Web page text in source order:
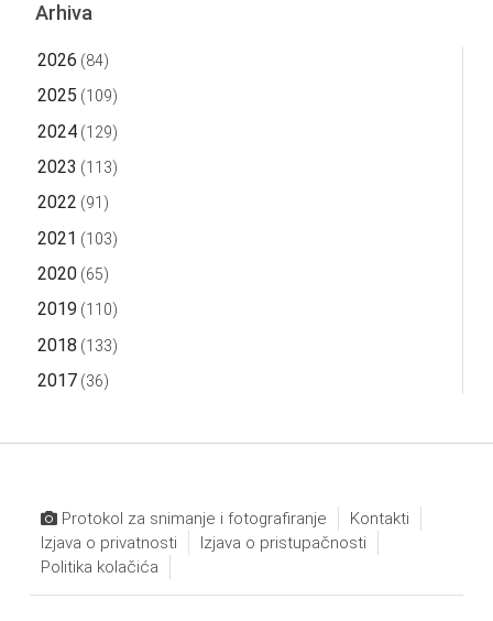
Arhiva
2026 (84)
2025 (109)
2024(129)
2023 (113)
2022 (91)
2021 (103)
2020(65)
2019 (110)
2018 (133)
2017(36)
Protokol za snimanje i fotografiranje
Kontakti
Izjava o privatnosti
Izjava o pristupačnosti
Politika kolačića